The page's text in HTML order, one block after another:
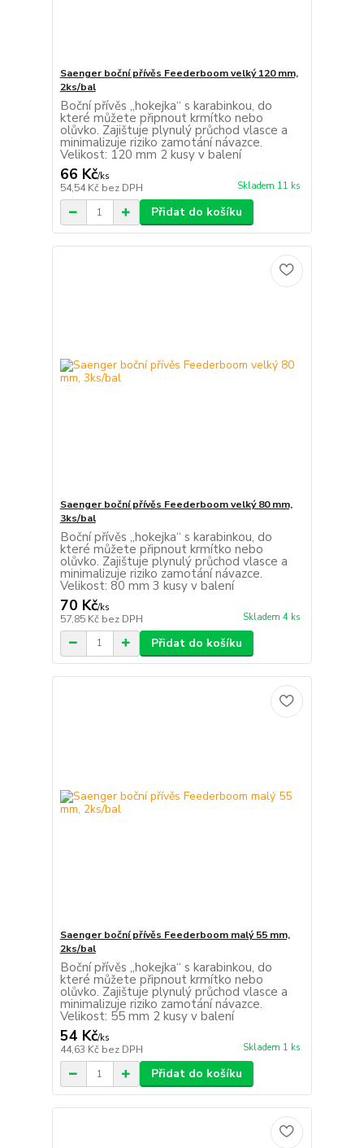
Saenger boční přívěs Feederboom velký 120 mm,
2ks/bal
Boční přívěs „hokejka“ s karabinkou, do
které můžete připnout krmítko nebo
olůvko. Zajištuje plynulý průchod vlasce a
minimalizuje riziko zamotání návazce.
Velikost: 120 mm 2 kusy v balení
66 Kč/ks
54,54 Kč bez DPH Skladem 11 ks
Přidat do košíku
Saenger boční přívěs Feederboom velký 80 mm,
3ks/bal
Boční přívěs „hokejka“ s karabinkou, do
které můžete připnout krmítko nebo
olůvko. Zajištuje plynulý průchod vlasce a
minimalizuje riziko zamotání návazce.
Velikost: 80 mm 3 kusy v balení
70 Kč/ks
57,85 Kč bez DPH Skladem 4 ks
Přidat do košíku
Saenger boční přívěs Feederboom malý 55 mm,
2ks/bal
Boční přívěs „hokejka“ s karabinkou, do
které můžete připnout krmítko nebo
olůvko. Zajištuje plynulý průchod vlasce a
minimalizuje riziko zamotání návazce.
Velikost: 55 mm 2 kusy v balení
54 Kč/ks
44,63 Kč bez DPH Skladem 1 ks
Přidat do košíku